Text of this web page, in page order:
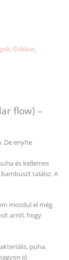
, Elskbar,
flow) –
De enyhe
és kellemes
találsz. A
mozdul el még
arról, hogy
puha,
jó